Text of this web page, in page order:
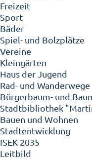
Freizeit
Sport
Bäder
Spiel- und Bolzplätze
Vereine
Kleingärten
Haus der Jugend
Rad- und Wanderwege
Bürgerbaum- und
Stadtbibliothek
Bauen und Wohnen
Stadtentwicklung
ISEK 2035
Leitbild